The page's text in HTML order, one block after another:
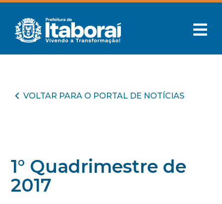
VOLTAR PARA O PORTAL DE NOTÍCIAS
1° Quadrimestre de
2017